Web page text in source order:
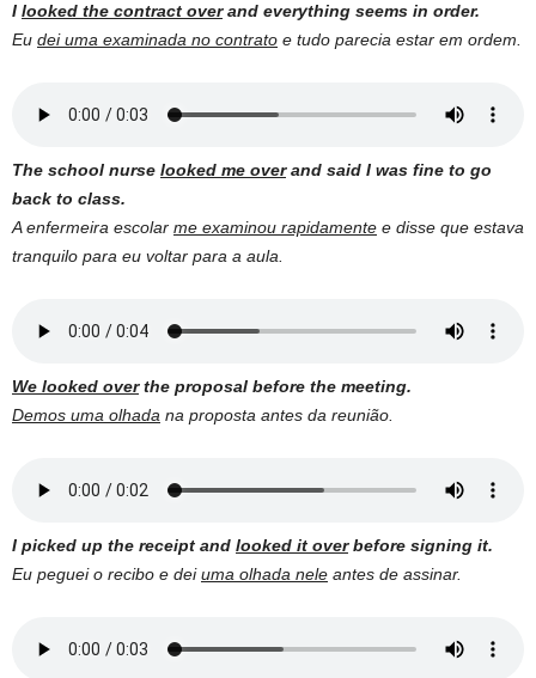
I looked the contract overand everything seems in order.
Eu dei uma examinada no contrato e tudo parecia estar em ordem.
The school nurse looked me overand said I was fine to go
back to class.
A enfermeira escolar me examinou rapidamente e disse que estava
tranquilo para eu voltar para a aula.
We looked overthe proposal before the meeting.
Demos uma olhada na proposta antes da reunião.
I picked up the receipt and looked it overbefore signing it.
Eu peguei o recibo e deiuma olhada nele antes de assinar.